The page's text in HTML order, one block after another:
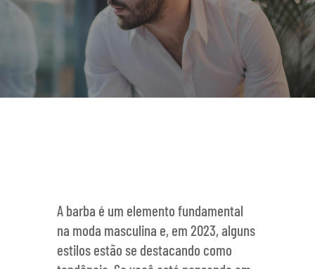
A barba é um elemento fundamental
na moda masculina e, em 2023, alguns
estilos estão se destacando como